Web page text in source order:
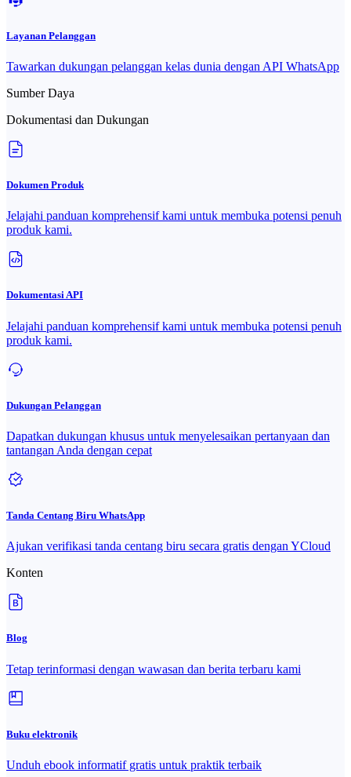
Layanan Pelanggan
Tawarkan dukungan pelanggan kelas dunia dengan API WhatsApp
Sumber Daya
Dokumentasi dan Dukungan
Dokumen Produk
Jelajahi panduan komprehensif kami untuk membuka potensi penuh
produk kami.
Dokumentasi API
Jelajahi panduan komprehensif kami untuk membuka potensi penuh
produk kami.
Dukungan Pelanggan
Dapatkan dukungan khusus untuk menyelesaikan pertanyaan dan
tantangan Anda dengan cepat
Tanda Centang Biru WhatsApp
Ajukan verifikasi tanda centang biru secara gratis dengan YCloud
Konten
Blog
Tetap terinformasi dengan wawasan dan berita terbaru kami
Buku elektronik
Unduh ebook informatif gratis untuk praktik terbaik